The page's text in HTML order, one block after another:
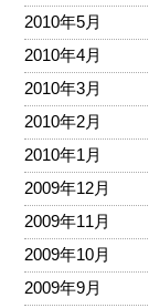
2010年5月
2010年4月
2010年3月
2010年2月
2010年1月
2009年12月
2009年11月
2009年10月
2009年9月